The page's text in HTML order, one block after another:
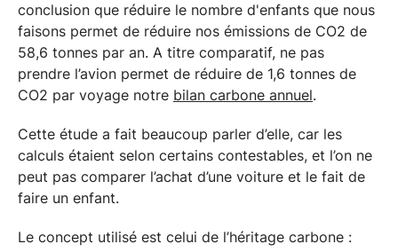
conclusion que réduire le nombre d'enfants que nous
faisons permet de réduire nos émissions de CO2 de
58,6 tonnes par an. A titre comparatif, ne pas
prendre l’avion permet de réduire de 1,6 tonnes de
CO2 par voyage notre bilan carbone annuel.
Cette étude a fait beaucoup parler d’elle, car les
calculs étaient selon certains contestables, et l’on ne
peut pas comparer l’achat d’une voiture et le fait de
faire un enfant.
Le concept utilisé est celui de l’héritage carbone :